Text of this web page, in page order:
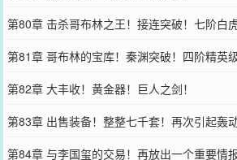
第80章 击杀哥布林之王！接连突破！七阶白虎
第81章 哥布林的宝库！秦渊突破！四阶精英级
第82章 大丰收！黄金器！巨人之剑！
第83章 出售装备！整整七千套！再次引起轰动
第84章 与李国玺的交易！再放出一个重要情报